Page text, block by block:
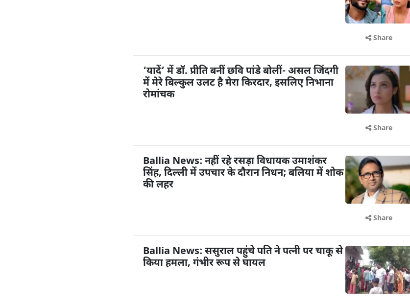
Share
‘यादें’ में डॉ. प्रीति बनीं छवि पांडे बोलीं- असल जिंदगी
में मेरे बिल्कुल उलट है मेरा किरदार, इसलिए निभाना
रोमांचक
Share
Ballia News: नहीं रहे रसड़ा विधायक उमाशंकर
सिंह, दिल्ली में उपचार के दौरान निधन; बलिया में शोक
की लहर
Share
Ballia News: ससुराल पहुंचे पति ने पत्नी पर चाकू से
किया हमला, गंभीर रूप से घायल